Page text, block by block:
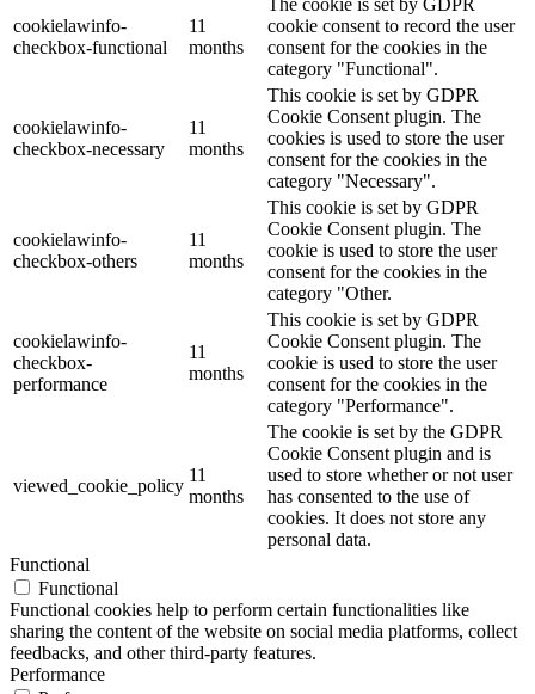
cookielawinfo-
checkbox-functional
11
months
cookie consent to record the user
consent for the cookies in the
category "Functional".
cookielawinfo-
checkbox-necessary
11
months
This cookie is set by GDPR
Cookie Consent plugin. The
cookies is used to store the user
consent for the cookies in the
category "Necessary".
cookielawinfo-
checkbox-others
11
months
This cookie is set by GDPR
Cookie Consent plugin. The
cookie is used to store the user
consent for the cookies in the
category "Other.
cookielawinfo-
checkbox-
performance
11
months
This cookie is set by GDPR
Cookie Consent plugin. The
cookie is used to store the user
consent for the cookies in the
category "Performance".
viewed_cookie_policy
11
months
The cookie is set by the GDPR
Cookie Consent plugin and is
used to store whether or not user
has consented to the use of
cookies. It does not store any
personal data.
Functional
Functional
Functional cookies help to perform certain functionalities like
sharing the content of the website on social media platforms, collect
feedbacks, and other third-party features.
Performance